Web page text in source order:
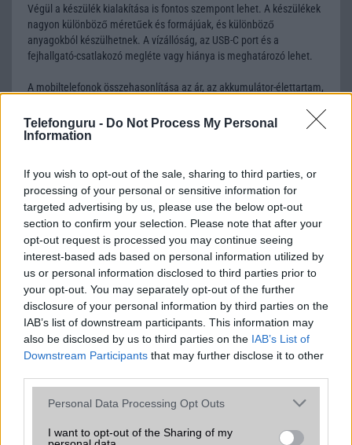
Telefonguru - Do Not Process My Personal
Information
If you wish to opt-out of the sale, sharing to third parties, or
processing of your personal or sensitive information for
targeted advertising by us, please use the below opt-out
section to confirm your selection. Please note that after your
opt-out request is processed you may continue seeing
interest-based ads based on personal information utilized by
us or personal information disclosed to third parties prior to
your opt-out. You may separately opt-out of the further
disclosure of your personal information by third parties on the
IAB’s list of downstream participants. This information may
also be disclosed by us to third parties on the IAB’s List of
Downstream Participants that may further disclose it to other
Please note that this website/app uses one or more Google
not limited to your visit or usage behaviour. You may click to
Personal Data Processing Opt Outs
I want to opt-out of the Sharing of my
Végül a készülék kialakítása is fontos szempont lehet. A készülékek
nagyon különböző méretűek és formájúak, és különböző
anyagokból készülhetnek. A vízállóság, az USB-C port és a
fejhallgató-csatlakozó megléte vagy hiánya is meghatározó lehet.
A mobiltelefonok összehasonlítása az ár, az akkumulátor-élettartam,
kialakítás szempontjából döntő fontosságú lehet. Ezek a
szempontok kritikusak ahhoz, hogy megtaláljuk azokat a
Végül azt is fontos tudni, hogy a mobiltelefonok összehasonlítása
során minden felhasználó egyéni preferenciákkal rendelkezik, így a
választásuk eltérhet. Azonban azok, akik számára fontos a nagyobb
kijelző, hosszabb üzemidő, hatékony
MOBILTELEFON MÁRKÁK
Apple
Huawei